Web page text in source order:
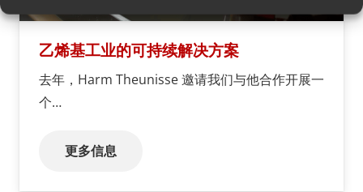
乙烯基工业的可持续解决方案
去年，Harm Theunisse 邀请我们与他合作开展一
个…
更多信息